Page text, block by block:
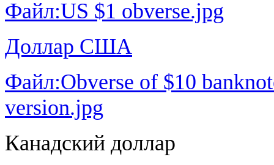
Файл:US $1 obverse.jpg
Доллар США
Файл:Obverse of $10
version.jpg
Канадский доллар